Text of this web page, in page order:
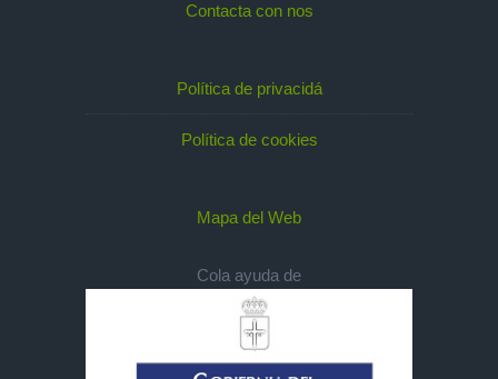
Contacta con nos
Política de privacidá
Política de cookies
Mapa del Web
Cola ayuda de